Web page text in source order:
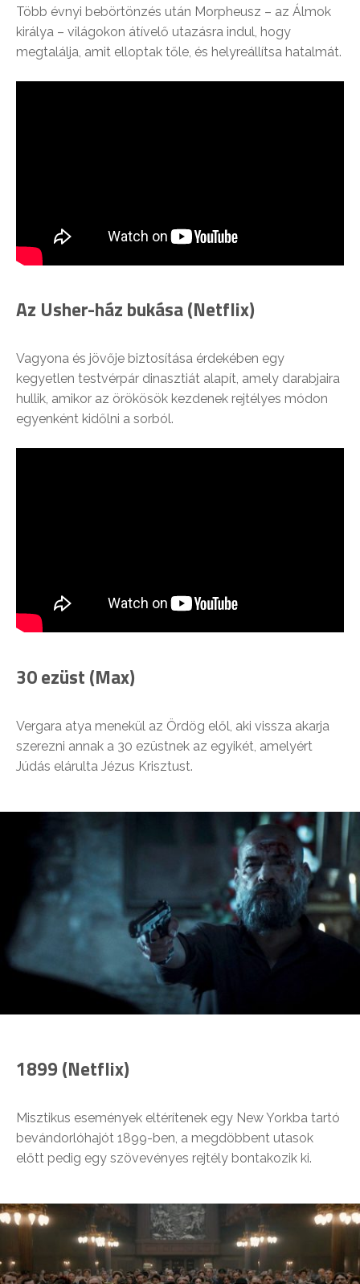
Több évnyi bebörtönzés után Morpheusz – az Álmok
királya – világokon átívelő utazásra indul, hogy
megtalálja, amit elloptak tőle, és helyreállítsa hatalmát.
Az Usher-ház bukása (Netflix)
Vagyona és jövője biztosítása érdekében egy
kegyetlen testvérpár dinasztiát alapít, amely darabjaira
hullik, amikor az örökösök kezdenek rejtélyes módon
egyenként kidőlni a sorból.
30 ezüst (Max)
Vergara atya menekül az Ördög elől, aki vissza akarja
szerezni annak a 30 ezüstnek az egyikét, amelyért
Júdás elárulta Jézus Krisztust.
1899 (Netflix)
Misztikus események eltérítenek egy New Yorkba tartó
bevándorlóhajót 1899-ben, a megdöbbent utasok
előtt pedig egy szövevényes rejtély bontakozik ki.